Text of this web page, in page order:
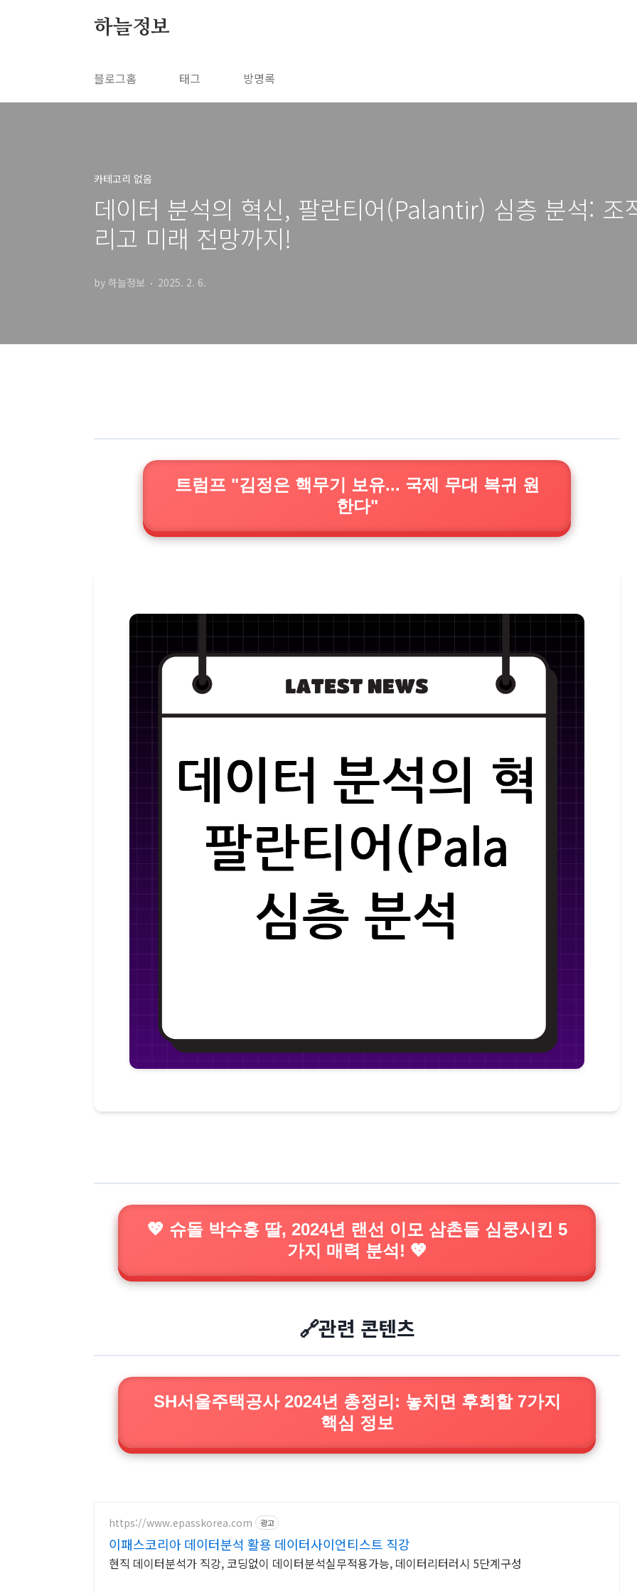
하늘정보
블로그홈 태그 방명록
카테고리 없음
데이터 분석의 혁신, 팔란티어(Palantir) 심층 분석: 조
리고 미래 전망까지!
by 하늘정보 2025. 2. 6.
트럼프 "김정은 핵무기 보유... 국제 무대 복귀 원
한다"
💖 슈돌 박수홍 딸, 2024년 랜선 이모 삼촌들 심쿵시킨 5
가지 매력 분석! 💖
🔗관련 콘텐츠
SH서울주택공사 2024년 총정리: 놓치면 후회할 7가지
핵심 정보
https://www.epasskorea.com 광고
이패스코리아 데이터분석 활용 데이터사이언티스트 직강
현직 데이터분석가 직강, 코딩없이 데이터분석실무적용가능, 데이터리터러시 5단계구성